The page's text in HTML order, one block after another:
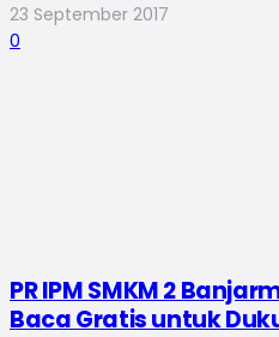
23 September 2017
0
PR IPM SMKM 2
Baca Gratis untuk